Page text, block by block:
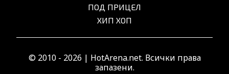
ПОД ПРИЦЕЛ
ХИП ХОП
© 2010 - 2026 | HotArena.net. Всички права
запазени.